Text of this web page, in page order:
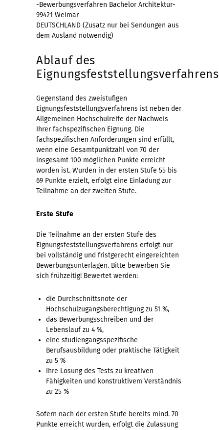
-Bewerbungsverfahren Bachelor Architektur-
99421 Weimar
DEUTSCHLAND (Zusatz nur bei Sendungen aus
dem Ausland notwendig)
Ablauf des
Eignungsfeststellungsverfahrens
Gegenstand des zweistufigen
Eignungsfeststellungsverfahrens ist neben der
Allgemeinen Hochschulreife der Nachweis
Ihrer fachspezifischen Eignung. Die
fachspezifischen Anforderungen sind erfüllt,
wenn eine Gesamtpunktzahl von 70 der
insgesamt 100 möglichen Punkte erreicht
worden ist. Wurden in der ersten Stufe 55 bis
69 Punkte erzielt, erfolgt eine Einladung zur
Teilnahme an der zweiten Stufe.
Erste Stufe
Die Teilnahme an der ersten Stufe des
Eignungsfeststellungsverfahrens erfolgt nur
bei vollständig und fristgerecht eingereichten
Bewerbungsunterlagen. Bitte bewerben Sie
sich frühzeitig! Bewertet werden:
die Durchschnittsnote der
Hochschulzugangsberechtigung zu 51 %,
das Bewerbungsschreiben und der
Lebenslauf zu 4 %,
eine studiengangsspezifische
Berufsausbildung oder praktische Tätigkeit
zu 5 %
Ihre Lösung des Tests zu kreativen
Fähigkeiten und konstruktivem Verständnis
zu 25 %
Sofern nach der ersten Stufe bereits mind. 70
Punkte erreicht wurden, erfolgt die Zulassung